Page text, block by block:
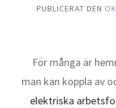
PUBLICERAT DEN
För många är
man kan koppla av
elektriska